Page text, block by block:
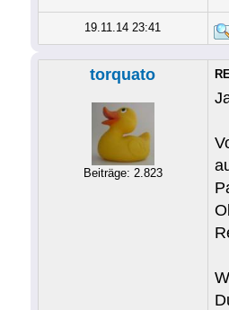
19.11.14 23:41
torquato
Beiträge: 2.823